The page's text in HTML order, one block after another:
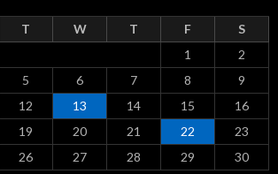
T W T F
S
1
2
5 6 7 8
9
12 13 14 15
16
19 20 21 22
23
26 27 28 29
30